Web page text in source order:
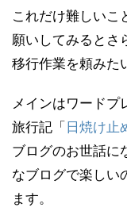
これだけ難しいこ
願いしてみるとさ
移行作業を頼みた
メインはワードプ
旅行記「 日焼け止
ブログのお世話に
なブログで楽しい
ます。